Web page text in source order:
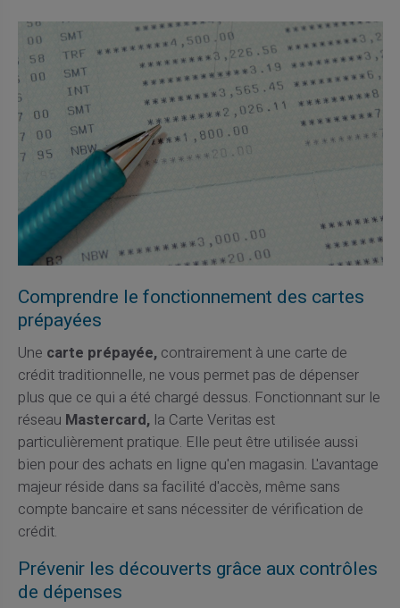
Comprendre le fonctionnement des cartes
prépayées
Une carte prépayée,contrairement à une carte de
crédit traditionnelle, ne vous permet pas de dépenser
plus que ce qui a été chargé dessus. Fonctionnant sur le
réseau Mastercard,la Carte Veritas est
particulièrement pratique. Elle peut être utilisée aussi
bien pour des achats en ligne qu'en magasin. L'avantage
majeur réside dans sa facilité d'accès, même sans
compte bancaire et sans nécessiter de vérification de
crédit.
Prévenir les découverts grâce aux contrôles
de dépenses